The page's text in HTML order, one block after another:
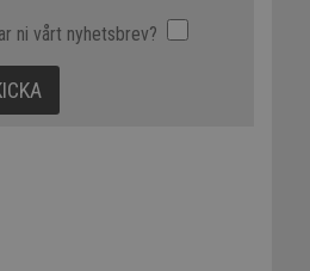
ni vårt nyhetsbrev?